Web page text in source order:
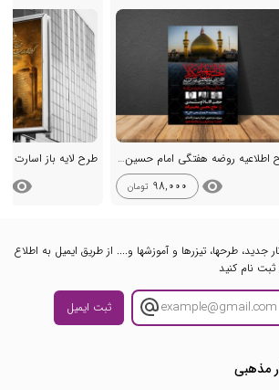
طرح اطلاعیه روضه هفتگی امام حسین علیه السلام
visibility
98,000 تومان
طرح لایه باز اسارت
visibility
جدید، طرحها، تیزرها و آموزشها و.... از طریق ایمیل به اطلاع
نام کنید
ثبت ایمیل
مذهبی